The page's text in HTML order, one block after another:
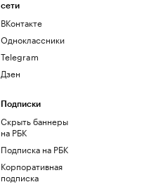
сети
ВКонтакте
Одноклассники
Telegram
Дзен
Подписки
Скрыть баннеры
на РБК
Подписка на РБК
Корпоративная
подписка